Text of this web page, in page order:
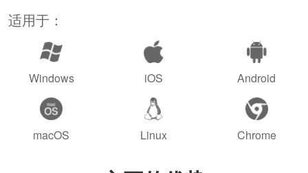
适用于：
Windows iOS Android
macOS Linux Chrome